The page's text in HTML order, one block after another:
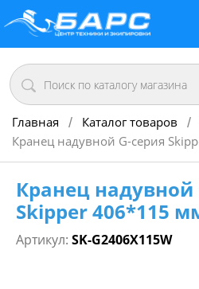
Главная / Каталог товаров /
Кранец надувной G-серия
Кранец надувной
Skipper 406*115
Артикул: SK-G2406X115W